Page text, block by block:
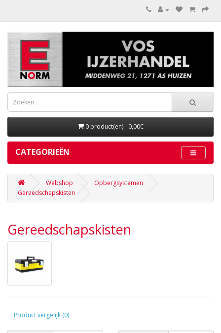
0 product(en) - 0,00€
CATEGORIEËN
Webshop
Opbergsystemen
Gereedschapskisten
Gereedschapskisten
Product vergelijk (0)